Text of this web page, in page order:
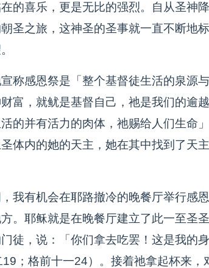
的喜乐，更是无比的强烈。自从圣神
圣之旅，这神圣的圣事就一直不断地
称感恩祭是「整个基督徒生活的泉源
富，就鱿是基督自己，祂是我们的逾
的并有活力的肉体，祂赐给人们生命
体内的她的天主，她在其中找到了天
我有机会在耶路撤冷的晚餐厅举行感
。耶稣就是在晚餐厅建立了此一至圣
徒，说：「你们拿去吃罢！这是我的
19；格前十一24）。接着祂拿起杯来